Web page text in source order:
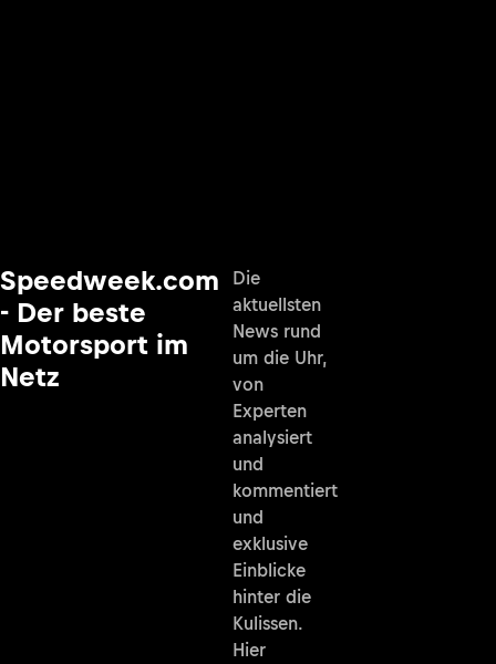
Speedweek.com
- Der beste
Motorsport im
Netz
Die
aktuellsten
News rund
um die Uhr,
von
Experten
analysiert
und
kommentiert
und
exklusive
Einblicke
hinter die
Kulissen.
Hier